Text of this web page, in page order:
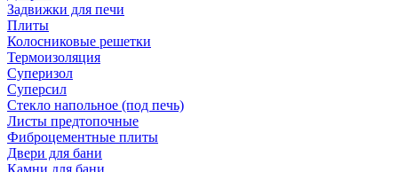
Задвижки для печи
Плиты
Колосниковые решетки
Термоизоляция
Суперизол
Суперсил
Стекло напольное (под печь)
Листы предтопочные
Фиброцементные плиты
Двери для бани
Камни для бани